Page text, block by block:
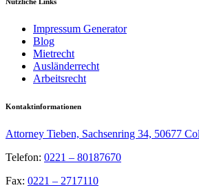
Impressum Generator
Blog
Mietrecht
Ausländerrecht
Arbeitsrecht
Kontaktinformationen
Attorney Tieben, Sachsenring 34, 50677
Telefon: 0221 – 80187670
Fax: 0221 – 2717110